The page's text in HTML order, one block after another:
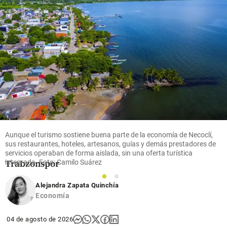
share
Fútbol
Video |
Locura por
Mohamed
Salah en
Turquía; así
recibieron
al nuevo
jugador del
Trabzonspor
share
Aunque el turismo sostiene buena parte de la economía de Necoclí,
sus restaurantes, hoteles, artesanos, guías y demás prestadores de
servicios operaban de forma aislada, sin una oferta turística
integrada. Foto: Camilo Suárez
1
2
Alejandra Zapata Quinchía
Economía
04 de agosto de 2026